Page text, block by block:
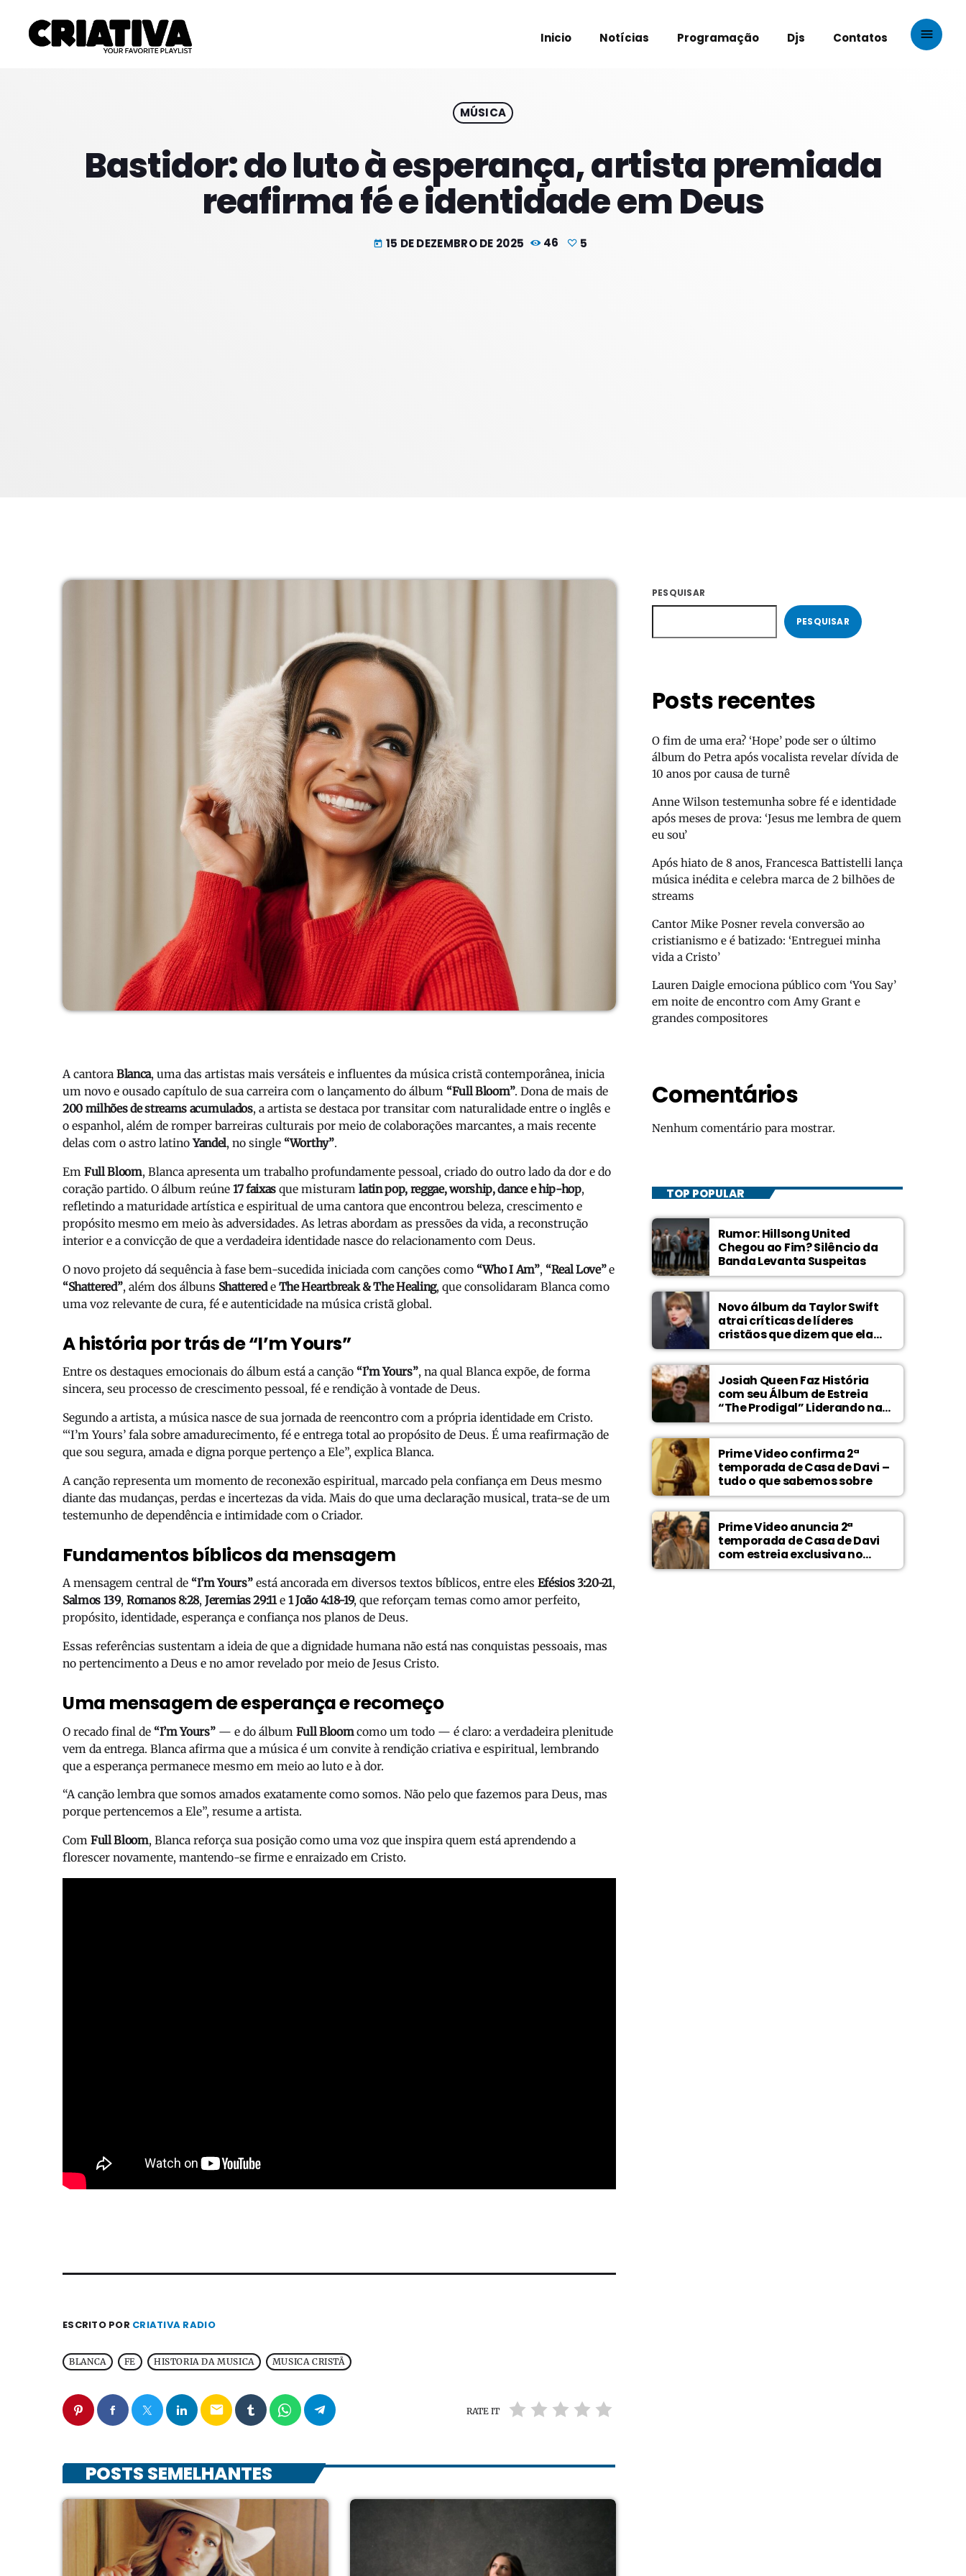
Inicio Notícias Programação Djs Contatos menu
MÚSICA
Bastidor: do luto à esperança, artista premiada
reafirma fé e identidade em Deus
today 15 DE DEZEMBRO DE 2025 46 5
A cantora Blanca, uma das artistas mais versáteis e influentes da música cristã contemporânea, inicia
um novo e ousado capítulo de sua carreira com o lançamento do álbum “Full Bloom”. Dona de mais de
200 milhões de streams acumulados, a artista se destaca por transitar com naturalidade entre o inglês e
o espanhol, além de romper barreiras culturais por meio de colaborações marcantes, a mais recente
delas com o astro latinoYandel, no single “Worthy”.
Em Full Bloom, Blanca apresenta um trabalho profundamente pessoal, criado do outro lado da dor e do
coração partido. O álbum reúne 17 faixas que misturamlatin pop, reggae, worship, dance e hip-hop,
refletindo a maturidade artística e espiritual de uma cantora que encontrou beleza, crescimento e
propósito mesmo em meio às adversidades. As letras abordam as pressões da vida, a reconstrução
interior e a convicção de que a verdadeira identidade nasce do relacionamento com Deus.
O novo projeto dá sequência à fase bem-sucedida iniciada com canções como “Who I Am”, “Real Love”e
“Shattered”, além dos álbuns Shatterede The Heartbreak & The Healing, que consolidaram Blanca como
uma voz relevante de cura, fé e autenticidade na música cristã global.
A história por trás de “I’m Yours”
Entre os destaques emocionais do álbum está a canção “I’m Yours”, na qual Blanca expõe, de forma
sincera, seu processo de crescimento pessoal, fé e rendição à vontade de Deus.
Segundo a artista, a música nasce de sua jornada de reencontro com a própria identidade em Cristo.
“‘I’m Yours’ fala sobre amadurecimento, fé e entrega total ao propósito de Deus. É uma reafirmação de
que sou segura, amada e digna porque pertenço a Ele”, explica Blanca.
A canção representa um momento de reconexão espiritual, marcado pela confiança em Deus mesmo
diante das mudanças, perdas e incertezas da vida. Mais do que uma declaração musical, trata-se de um
testemunho de dependência e intimidade com o Criador.
Fundamentos bíblicos da mensagem
A mensagem central de “I’m Yours”está ancorada em diversos textos bíblicos, entre eles Efésios 3:20-21,
Salmos 139, Romanos 8:28,Jeremias 29:11e 1 João 4:18-19, que reforçam temas como amor perfeito,
propósito, identidade, esperança e confiança nos planos de Deus.
Essas referências sustentam a ideia de que a dignidade humana não está nas conquistas pessoais, mas
no pertencimento a Deus e no amor revelado por meio de Jesus Cristo.
Uma mensagem de esperança e recomeço
O recado final de “I’m Yours”— e do álbum Full Bloomcomo um todo — é claro: a verdadeira plenitude
vem da entrega. Blanca afirma que a música é um convite à rendição criativa e espiritual, lembrando
que a esperança permanece mesmo em meio ao luto e à dor.
“A canção lembra que somos amados exatamente como somos. Não pelo que fazemos para Deus, mas
porque pertencemos a Ele”, resume a artista.
Com Full Bloom, Blanca reforça sua posição como uma voz que inspira quem está aprendendo a
florescer novamente, mantendo-se firme e enraizado em Cristo.
ESCRITO POR CRIATIVA RADIO
BLANCA FE HISTORIA DA MUSICA MUSICA CRISTÃ
email RATE IT
POSTS SEMELHANTES
PESQUISAR
PESQUISAR
Posts recentes
O fim de uma era? ‘Hope’ pode ser o último
álbum do Petra após vocalista revelar dívida de
10 anos por causa de turnê
Anne Wilson testemunha sobre fé e identidade
após meses de prova: ‘Jesus me lembra de quem
eu sou’
Após hiato de 8 anos, Francesca Battistelli lança
música inédita e celebra marca de 2 bilhões de
streams
Cantor Mike Posner revela conversão ao
cristianismo e é batizado: ‘Entreguei minha
vida a Cristo’
Lauren Daigle emociona público com ‘You Say’
em noite de encontro com Amy Grant e
grandes compositores
Comentários
Nenhum comentário para mostrar.
TOP POPULAR
Rumor: Hillsong United
Chegou ao Fim? Silêncio da
Banda Levanta Suspeitas
Novo álbum da Taylor Swift
atrai críticas de líderes
cristãos que dizem que ela
zomba de Deus
Josiah Queen Faz História
com seu Álbum de Estreia
“The Prodigal” Liderando na
Billboard
Prime Video confirma 2ª
temporada de Casa de Davi –
tudo o que sabemos sobre
Prime Video anuncia 2ª
temporada de Casa de Davi
com estreia exclusiva no
Wonder Project